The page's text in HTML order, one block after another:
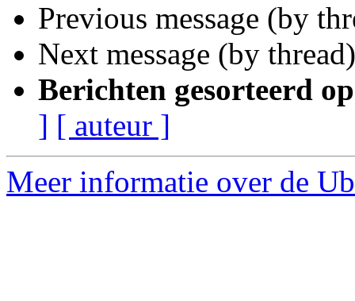
Previous message (by
Next message (by
Berichten gesorteerd
] [ auteur ]
Meer informatie over de